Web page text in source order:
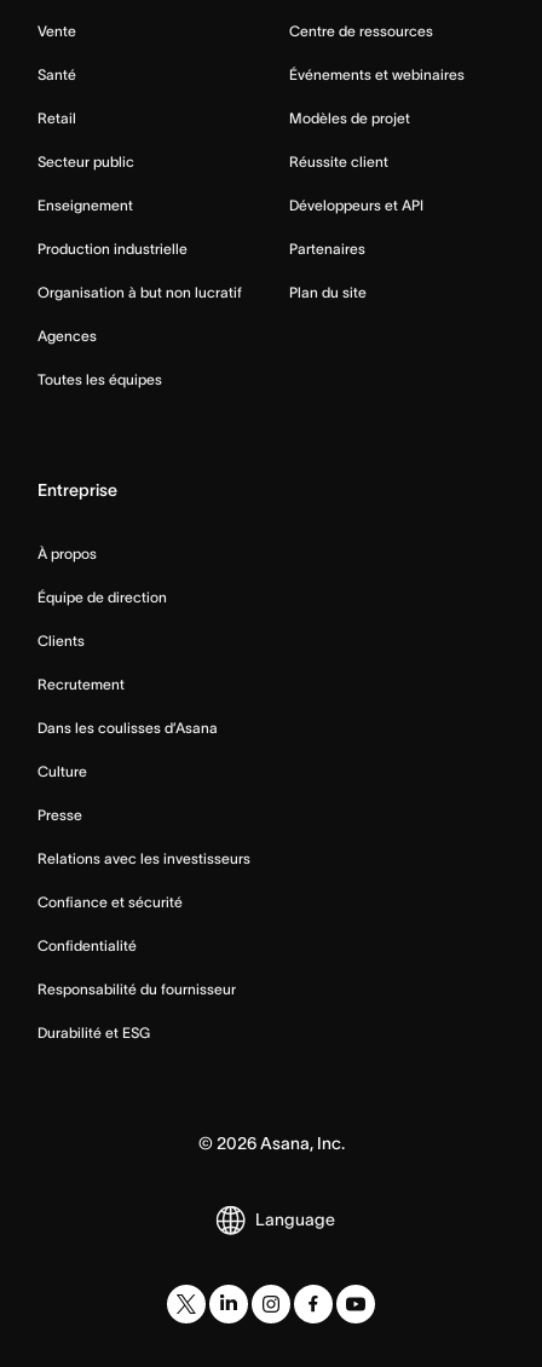
Vente
Santé
Retail
Secteur public
Enseignement
Production industrielle
Organisation à but non lucratif
Agences
Toutes les équipes
Centre de ressources
Événements et webinaires
Modèles de projet
Réussite client
Développeurs et API
Partenaires
Plan du site
Entreprise
À propos
Équipe de direction
Clients
Recrutement
Dans les coulisses d’Asana
Culture
Presse
Relations avec les investisseurs
Confiance et sécurité
Confidentialité
Responsabilité du fournisseur
Durabilité et ESG
© 2026Asana, Inc.
Language